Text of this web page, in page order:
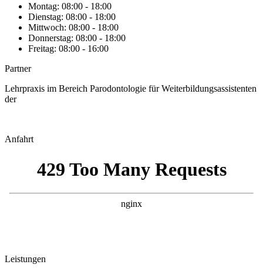
Montag: 08:00 - 18:00
Dienstag: 08:00 - 18:00
Mittwoch: 08:00 - 18:00
Donnerstag: 08:00 - 18:00
Freitag: 08:00 - 16:00
Partner
Lehrpraxis im Bereich Parodontologie für Weiterbildungsassistenten
der
Anfahrt
Leistungen